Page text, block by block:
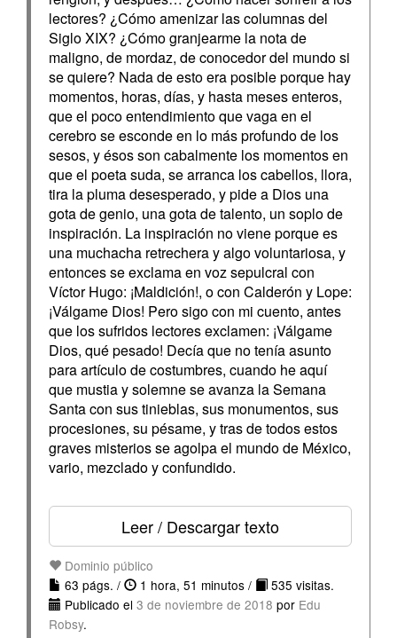
lectores? ¿Cómo amenizar las columnas del
Siglo XIX? ¿Cómo granjearme la nota de
maligno, de mordaz, de conocedor del mundo si
se quiere? Nada de esto era posible porque hay
momentos, horas, días, y hasta meses enteros,
que el poco entendimiento que vaga en el
cerebro se esconde en lo más profundo de los
sesos, y ésos son cabalmente los momentos en
que el poeta suda, se arranca los cabellos, llora,
tira la pluma desesperado, y pide a Dios una
gota de genio, una gota de talento, un soplo de
inspiración. La inspiración no viene porque es
una muchacha retrechera y algo voluntariosa, y
entonces se exclama en voz sepulcral con
Víctor Hugo: ¡Maldición!, o con Calderón y Lope:
¡Válgame Dios! Pero sigo con mi cuento, antes
que los sufridos lectores exclamen: ¡Válgame
Dios, qué pesado! Decía que no tenía asunto
para artículo de costumbres, cuando he aquí
que mustia y solemne se avanza la Semana
Santa con sus tinieblas, sus monumentos, sus
procesiones, su pésame, y tras de todos estos
graves misterios se agolpa el mundo de México,
vario, mezclado y confundido.
Leer / Descargar texto
Dominio público
63 págs. /
1 hora, 51 minutos /
535 visitas.
Publicado el 3 de noviembre de 2018 por Edu
Robsy.